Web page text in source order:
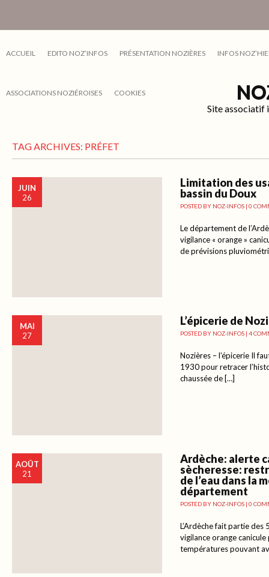
ACCUEIL EDITO NOZ’INFOS PRÉSENTATION NOZIÈRES INFOS
ASSOCIATIONS NOZIÉROISES COOKIES
Site associatif
TAG ARCHIVES: PRÉFET
JUIN
26
Limitation des
bassin du Doux
POSTED BY NOZ-INFOS | 0
Le département de
vigilance « orange »
de prévisions
MAI
27
L’épicerie de
POSTED BY NOZ-INFOS | 4
Nozières – l’épicerie Il
1930 pour retracer
chaussée de […]
AOÛT
21
Ardèche: alerte
sècheresse:
de l’eau dans la
département
POSTED BY NOZ-INFOS | 0
L’Ardèche fait partie des
vigilance orange
températures pouvant